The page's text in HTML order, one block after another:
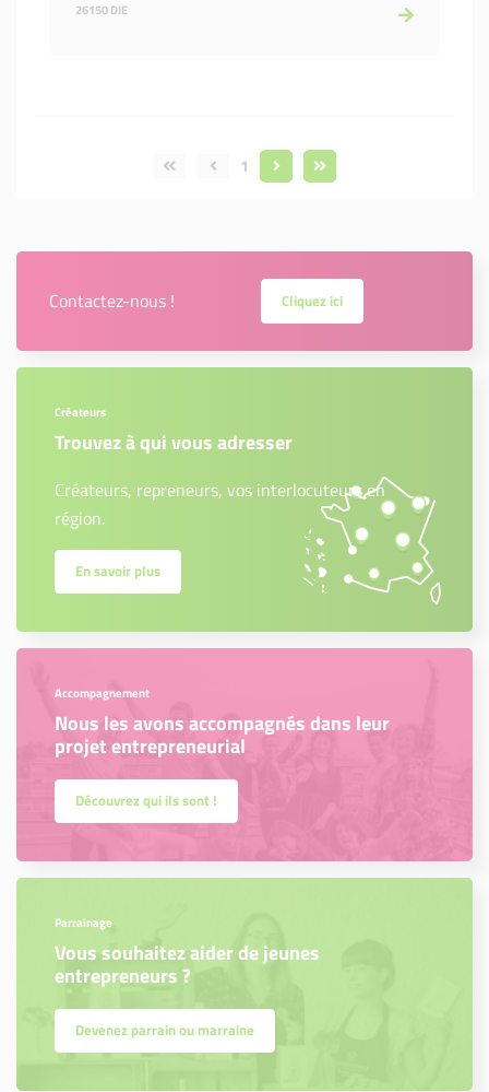
26150 DIE
1
Contactez-nous ! Cliquez ici
Créateurs
Trouvez à qui vous adresser
Créateurs, repreneurs, vos interlocuteurs en
région.
En savoir plus
Accompagnement
Nous les avons accompagnés dans leur
projet entrepreneurial
Découvrez qui ils sont !
Parrainage
Vous souhaitez aider de jeunes
entrepreneurs ?
Devenez parrain ou marraine